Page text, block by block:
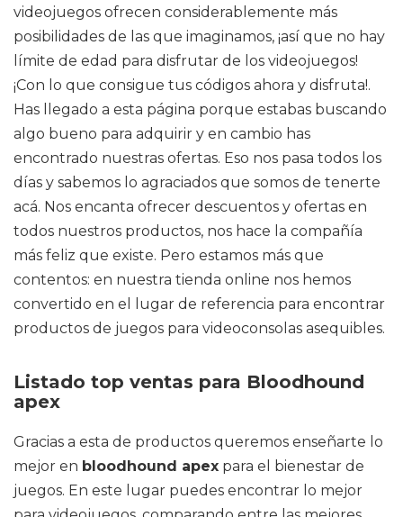
videojuegos ofrecen considerablemente más
posibilidades de las que imaginamos, ¡así que no hay
límite de edad para disfrutar de los videojuegos!
¡Con lo que consigue tus códigos ahora y disfruta!.
Has llegado a esta página porque estabas buscando
algo bueno para adquirir y en cambio has
encontrado nuestras ofertas. Eso nos pasa todos los
días y sabemos lo agraciados que somos de tenerte
acá. Nos encanta ofrecer descuentos y ofertas en
todos nuestros productos, nos hace la compañía
más feliz que existe. Pero estamos más que
contentos: en nuestra tienda online nos hemos
convertido en el lugar de referencia para encontrar
productos de juegos para videoconsolas asequibles.
Listado top ventas para Bloodhound
apex
Gracias a esta de productos queremos enseñarte lo
mejor en bloodhound apex para el bienestar de
juegos. En este lugar puedes encontrar lo mejor